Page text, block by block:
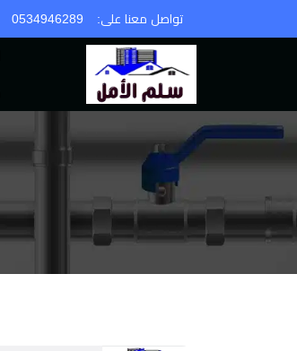
تواصل معنا على: 0534946289